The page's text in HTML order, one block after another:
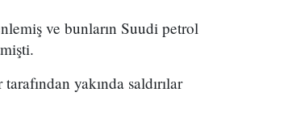
ve bunların Suudi petrol
yakında saldırılar